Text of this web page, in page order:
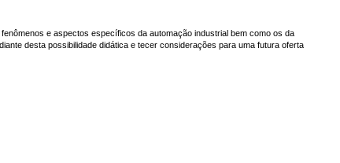
e aspectos específicos da automação industrial bem como os da
desta possibilidade didática e tecer considerações para uma futura oferta